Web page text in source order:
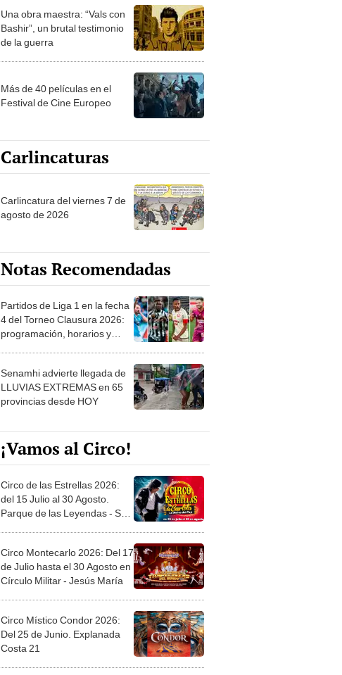
Una obra maestra: “Vals con
Bashir”, un brutal testimonio
de la guerra
Más de 40 películas en el
Festival de Cine Europeo
Carlincaturas
Carlincatura del viernes 7 de
agosto de 2026
Notas Recomendadas
Partidos de Liga 1 en la fecha
4 del Torneo Clausura 2026:
programación, horarios y
Senamhi advierte llegada de
LLUVIAS EXTREMAS en 65
provincias desde HOY
¡Vamos al Circo!
Circo de las Estrellas 2026:
del 15 Julio al 30 Agosto.
Parque de las Leyendas - San
Circo Montecarlo 2026: Del 17
de Julio hasta el 30 Agosto en
Círculo Militar - Jesús María
Circo Místico Condor 2026:
Del 25 de Junio. Explanada
Costa 21